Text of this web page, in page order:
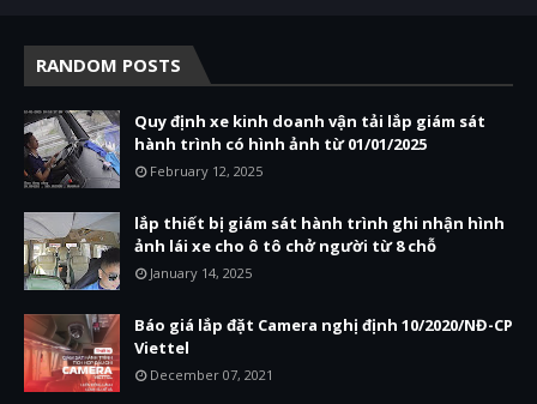
RANDOM POSTS
Quy định xe kinh doanh vận tải lắp giám sát
hành trình có hình ảnh từ 01/01/2025
February 12, 2025
lắp thiết bị giám sát hành trình ghi nhận hình
ảnh lái xe cho ô tô chở người từ 8 chỗ
January 14, 2025
Báo giá lắp đặt Camera nghị định 10/2020/NĐ-CP
Viettel
December 07, 2021